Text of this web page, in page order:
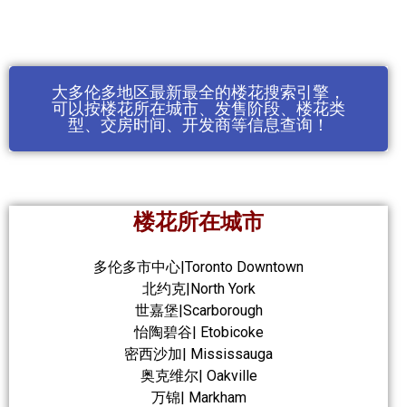
大多伦多地区最新最全的楼花搜索引擎，
可以按楼花所在城市、发售阶段、楼花类
型、交房时间、开发商等信息查询！
楼花所在城市
多伦多市中心|Toronto Downtown
北约克|North York
世嘉堡|Scarborough
怡陶碧谷| Etobicoke
密西沙加| Mississauga
奥克维尔| Oakville
万锦| Markham